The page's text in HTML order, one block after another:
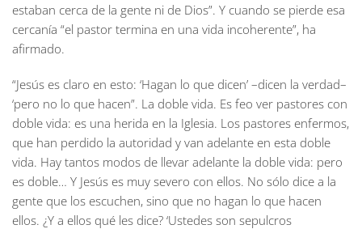
estaban cerca de la gente ni de Dios”. Y cuando se pierde esa
cercanía “el pastor termina en una vida incoherente”, ha
afirmado.
“Jesús es claro en esto: ‘Hagan lo que dicen’ –dicen la verdad–
‘pero no lo que hacen”. La doble vida. Es feo ver pastores con
doble vida: es una herida en la Iglesia. Los pastores enfermos,
que han perdido la autoridad y van adelante en esta doble
vida. Hay tantos modos de llevar adelante la doble vida: pero
es doble… Y Jesús es muy severo con ellos. No sólo dice a la
gente que los escuchen, sino que no hagan lo que hacen
ellos. ¿Y a ellos qué les dice? ‘Ustedes son sepulcros